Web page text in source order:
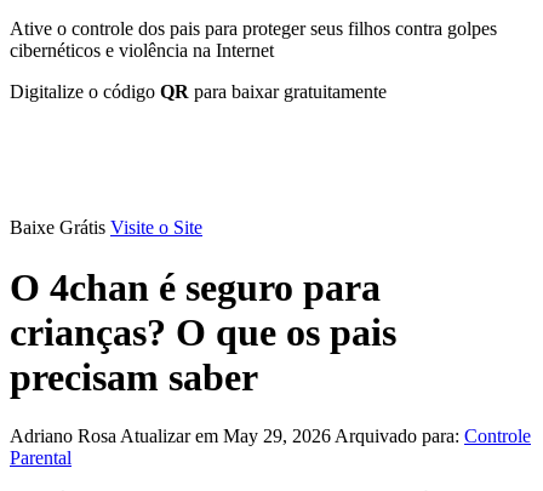
Ative o controle dos pais para proteger seus filhos contra golpes
cibernéticos e violência na Internet
Digitalize o código QR para baixar gratuitamente
Baixe Grátis Visite o Site
O 4chan é seguro para
crianças? O que os pais
precisam saber
Adriano Rosa Atualizar em May 29, 2026 Arquivado para: Controle
Parental